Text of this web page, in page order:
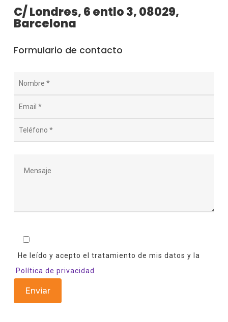
C/ Londres, 6 entlo 3, 08029,
Barcelona
Formulario de contacto
He leído y acepto el tratamiento de mis datos y la
Política de privacidad